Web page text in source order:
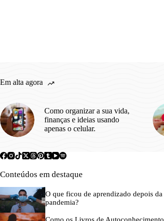
Em alta agora
Como organizar a sua vida,
finanças e ideias usando
apenas o celular.
Conteúdos em destaque
O que ficou de aprendizado depois da
pandemia?
Como os Livros de Autoconhecimento